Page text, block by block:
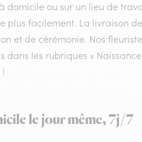
domicile ou sur un lieu de
plus facilement. La livraison
et de cérémonie. Nos
les rubriques «
le jour même, 7j/7